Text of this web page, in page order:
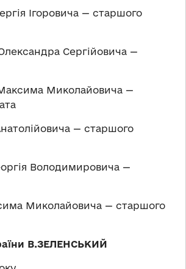
Ігоровича — старшого
Сергійовича —
Миколайовича —
— старшого
Володимировича —
Миколайовича — старшого
В.ЗЕЛЕНСЬКИЙ